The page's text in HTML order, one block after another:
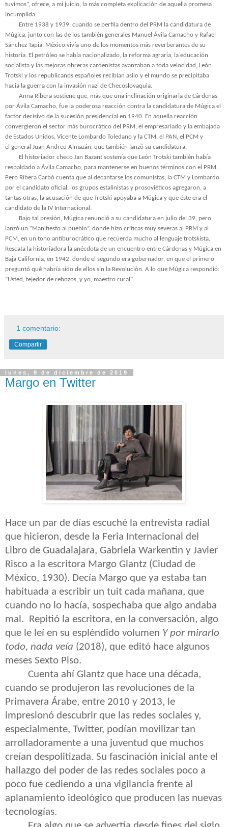
tuvimos”, ofrece, a mi juicio, la más completa explicación de aquella promesa
incumplida.
Entre 1938 y 1939, cuando se perfila dentro del PRM la candidatura de
Múgica, junto con las de los también generales Manuel Ávila Camacho y Rafael
Sánchez Tapia, México vivía uno de los momentos más reverberantes de su
historia. El petróleo se había nacionalizado, la reforma agraria, la educación
socialista y las mejoras obreras cardenistas avanzaban a toda velocidad, León
Trotski y los republicanos españoles recibían asilo y el mundo se precipitaba
hacia la guerra con la invasión nazi de Checoslovaquia.
Anna Ribera sostiene que, más que una inclinación originaria de Cárdenas
por Ávila Camacho, fue la poderosa reacción contra la candidatura de Múgica el
factor decisivo de la sucesión presidencial en 1940. En aquella reacción
convergieron el sector más burocrático del PRM, el empresariado y la embajada
de Estados Unidos, Vicente Lombardo Toledano y la CTM, el PAN, el PCM y
el general Juan Andreu Almazán, que también lanzó su candidatura.
El historiador checo Jan Bazant sostenía que León Trotski también había
respaldado a Ávila Camacho, para mantenerse en buenos términos con el PRM.
Pero Ribera Carbó cuenta que al decantarse los comunistas, la CTM y Lombardo
por el candidato oficial, los grupos estalinistas y prosoviéticos agregaron, a
tantas otras, la acusación de que Trotski apoyaba a Múgica y que éste era el
candidato de la IV Internacional.
Bajo tal presión, Múgica renunció a su candidatura en julio del 39, pero
lanzó un “Manifiesto al pueblo”, donde hizo críticas muy severas al PRM y al
PCM, en un tono antiburocrático que recuerda mucho al lenguaje trotskista.
Rescata la historiadora la anécdota de un encuentro entre Cárdenas y Múgica en
Baja California, en 1942, donde el segundo era gobernador, en que el primero
preguntó qué habría sido de ellos sin la Revolución. A lo que Múgica respondió:
“Usted, tejedor de rebozos, y yo, maestro rural”.
1 comentario:
Compartir
lunes, 9 de diciembre de 2019
Margo en Twitter
Hace un par de días escuché la entrevista radial
que hicieron, desde la Feria Internacional del
Libro de Guadalajara, Gabriela Warkentin y Javier
Risco a la escritora Margo Glantz (Ciudad de
México, 1930). Decía Margo que ya estaba tan
habituada a escribir un tuit cada mañana, que
cuando no lo hacía, sospechaba que algo andaba
mal. Repitió la escritora, en la conversación, algo
que le leí en su espléndido volumen Y por mirarlo
todo, nada veía (2018), que editó hace algunos
meses Sexto Piso.
Cuenta ahí Glantz que hace una década,
cuando se produjeron las revoluciones de la
Primavera Árabe, entre 2010 y 2013, le
impresionó descubrir que las redes sociales y,
especialmente, Twitter, podían movilizar tan
arrolladoramente a una juventud que muchos
creían despolitizada. Su fascinación inicial ante el
hallazgo del poder de las redes sociales poco a
poco fue cediendo a una vigilancia frente al
aplanamiento ideológico que producen las nuevas
tecnologías.